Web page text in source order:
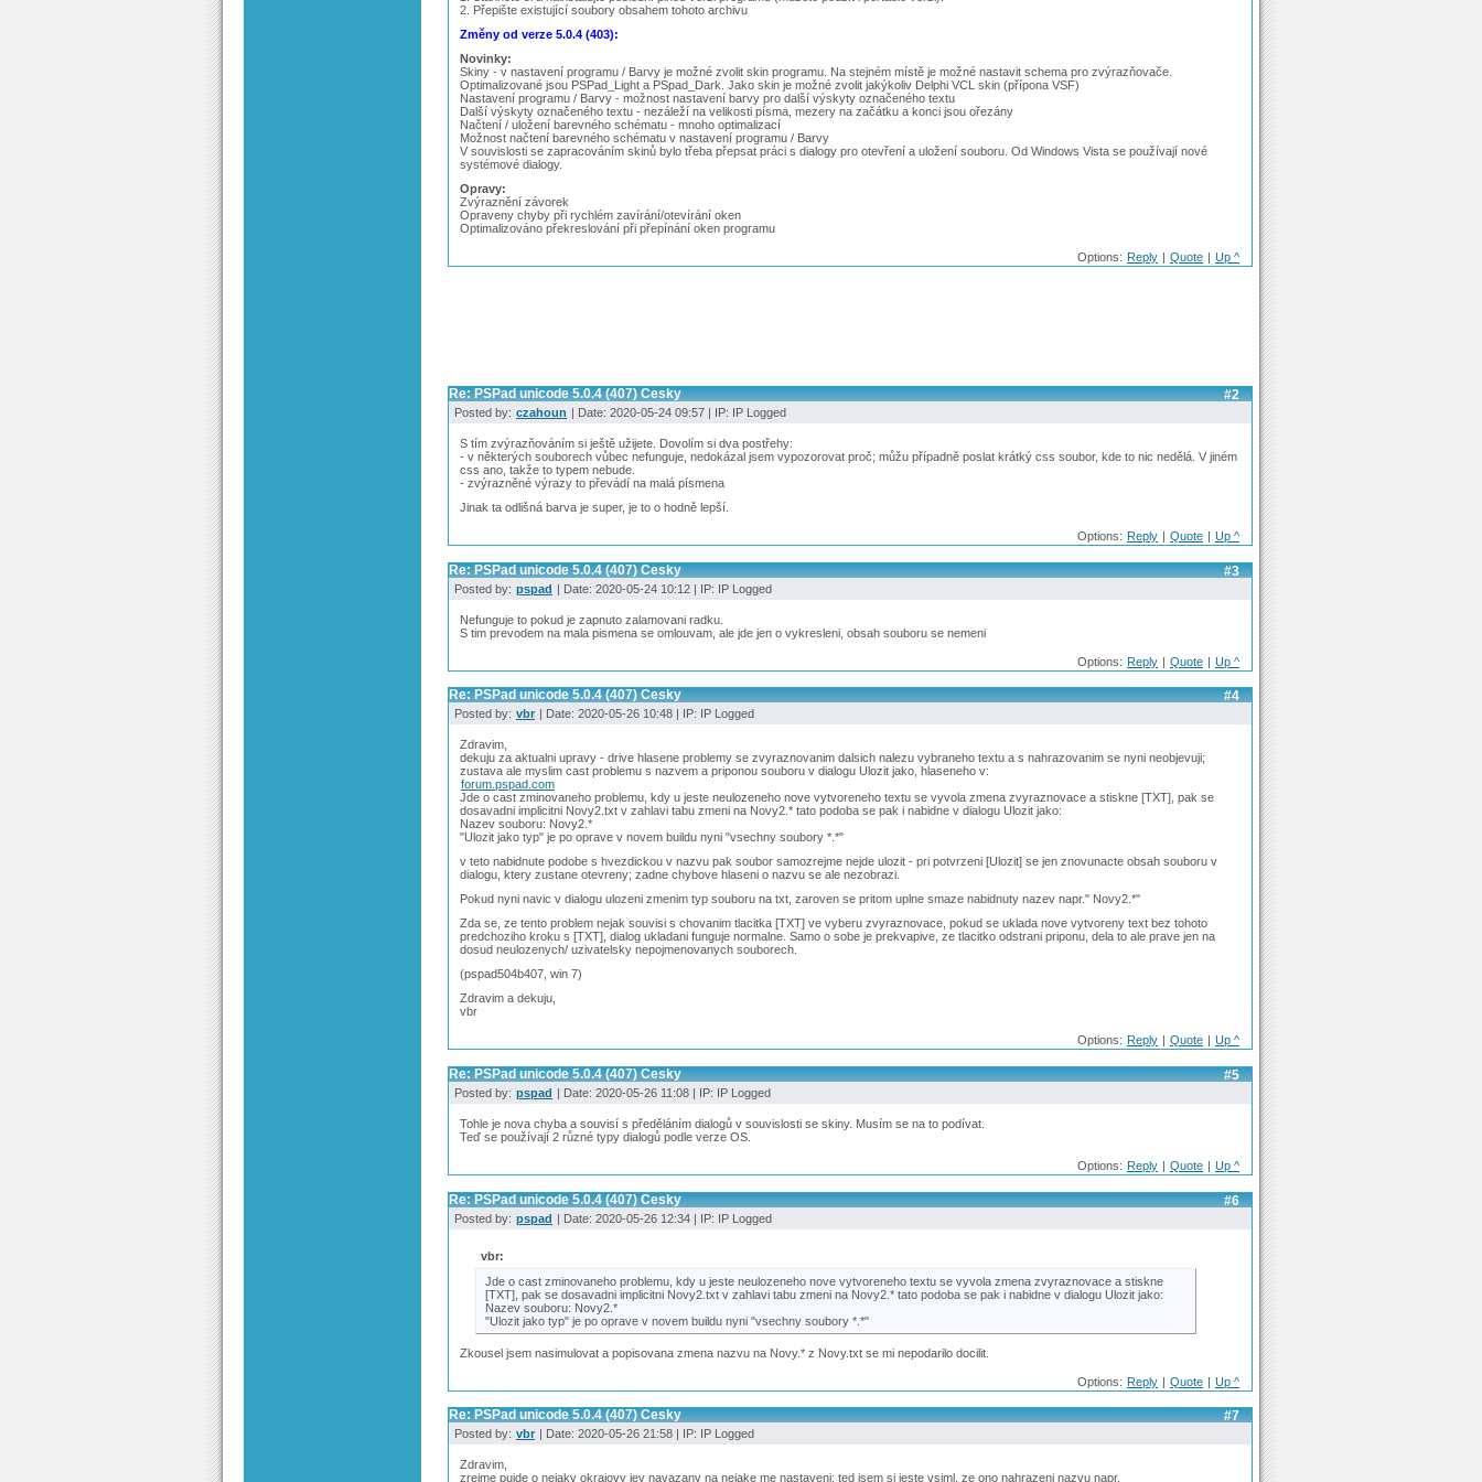
2. Přepište existující soubory obsahem tohoto archivu
Změny od verze 5.0.4 (403):
Novinky:
Skiny - v nastavení programu / Barvy je možné zvolit skin programu. Na stejném místě je možné nastavit schema pro zvýrazňovače.
Optimalizované jsou PSPad_Light a PSpad_Dark. Jako skin je možné zvolit jakýkoliv Delphi VCL skin (přípona VSF)
Nastavení programu / Barvy - možnost nastavení barvy pro další výskyty označeného textu
Další výskyty označeného textu - nezáleží na velikosti písma, mezery na začátku a konci jsou ořezány
Načtení / uložení barevného schématu - mnoho optimalizací
Možnost načtení barevného schématu v nastavení programu / Barvy
V souvislosti se zapracováním skinů bylo třeba přepsat práci s dialogy pro otevření a uložení souboru. Od Windows Vista se používají nové
systémové dialogy.
Opravy:
Zvýraznění závorek
Opraveny chyby při rychlém zavírání/otevírání oken
Optimalizováno překreslování při přepínání oken programu
Options: Reply | Quote | Up ^
#2
Re: PSPad unicode 5.0.4 (407) Cesky
Posted by: czahoun | Date: 2020-05-24 09:57 | IP: IP Logged
S tím zvýrazňováním si ještě užijete. Dovolím si dva postřehy:
- v některých souborech vůbec nefunguje, nedokázal jsem vypozorovat proč; můžu případně poslat krátký css soubor, kde to nic nedělá. V jiném
css ano, takže to typem nebude.
- zvýrazněné výrazy to převádí na malá písmena
Jinak ta odlišná barva je super, je to o hodně lepší.
Options: Reply | Quote | Up ^
#3
Re: PSPad unicode 5.0.4 (407) Cesky
Posted by: pspad | Date: 2020-05-24 10:12 | IP: IP Logged
Nefunguje to pokud je zapnuto zalamovani radku.
S tim prevodem na mala pismena se omlouvam, ale jde jen o vykresleni, obsah souboru se nemeni
Options: Reply | Quote | Up ^
#4
Re: PSPad unicode 5.0.4 (407) Cesky
Posted by: vbr | Date: 2020-05-26 10:48 | IP: IP Logged
Zdravim,
dekuju za aktualni upravy - drive hlasene problemy se zvyraznovanim dalsich nalezu vybraneho textu a s nahrazovanim se nyni neobjevuji;
zustava ale myslim cast problemu s nazvem a priponou souboru v dialogu Ulozit jako, hlaseneho v:
forum.pspad.com
Jde o cast zminovaneho problemu, kdy u jeste neulozeneho nove vytvoreneho textu se vyvola zmena zvyraznovace a stiskne [TXT], pak se
dosavadni implicitni Novy2.txt v zahlavi tabu zmeni na Novy2.* tato podoba se pak i nabidne v dialogu Ulozit jako:
Nazev souboru: Novy2.*
"Ulozit jako typ" je po oprave v novem buildu nyni "vsechny soubory *.*"
v teto nabidnute podobe s hvezdickou v nazvu pak soubor samozrejme nejde ulozit - pri potvrzeni [Ulozit] se jen znovunacte obsah souboru v
dialogu, ktery zustane otevreny; zadne chybove hlaseni o nazvu se ale nezobrazi.
Pokud nyni navic v dialogu ulozeni zmenim typ souboru na txt, zaroven se pritom uplne smaze nabidnuty nazev napr." Novy2.*"
Zda se, ze tento problem nejak souvisi s chovanim tlacitka [TXT] ve vyberu zvyraznovace, pokud se uklada nove vytvoreny text bez tohoto
predchoziho kroku s [TXT], dialog ukladani funguje normalne. Samo o sobe je prekvapive, ze tlacitko odstrani priponu, dela to ale prave jen na
dosud neulozenych/ uzivatelsky nepojmenovanych souborech.
(pspad504b407, win 7)
Zdravim a dekuju,
vbr
Options: Reply Quote Up ^
#5
Re: PSPad unicode 5.0.4 (407) Cesky
Posted by: pspad | Date: 2020-05-26 11:08 | IP: IP Logged
Tohle je nova chyba a souvisí s předěláním dialogů v souvislosti se skiny. Musím se na to podívat.
Teď se používají 2 různé typy dialogů podle verze OS.
Options: Reply | Quote | Up ^
#6
Re: PSPad unicode 5.0.4 (407) Cesky
Posted by: pspad | Date: 2020-05-26 12:34 | IP: IP Logged
vbr:
Jde o cast zminovaneho problemu, kdy u jeste neulozeneho nove vytvoreneho textu se vyvola zmena zvyraznovace a stiskne
[TXT], pak se dosavadni implicitni Novy2.txt v zahlavi tabu zmeni na Novy2.* tato podoba se pak i nabidne v dialogu Ulozit jako:
Nazev souboru: Novy2.*
"Ulozit jako typ" je po oprave v novem buildu nyni "vsechny soubory *.*"
Zkousel jsem nasimulovat a popisovana zmena nazvu na Novy.* z Novy.txt se mi nepodarilo docilit.
Options: Reply | Quote | Up ^
#7
Re: PSPad unicode 5.0.4 (407) Cesky
Posted by: vbr | Date: 2020-05-26 21:58 | IP: IP Logged
Zdravim,
zrejme pujde o nejaky okrajovy jev navazany na nejake me nastaveni; ted jsem si jeste vsiml, ze ono nahrazeni nazvu napr.